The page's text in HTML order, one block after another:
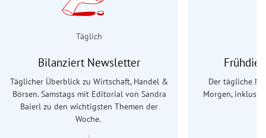
Täglich
Bilanziert Newsletter
Täglicher Überblick zu Wirtschaft, Handel &
Börsen. Samstags mit Editorial von Sandra
Baierl zu den wichtigsten Themen der
Woche.
Der tägliche
Morgen,